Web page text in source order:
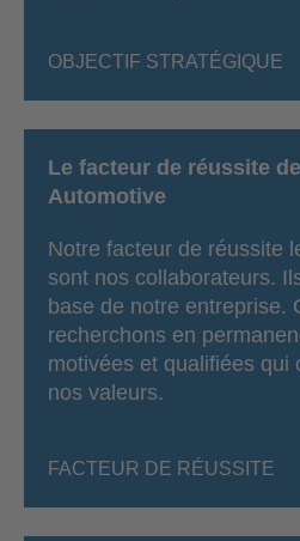
OBJECTIF STRATÉGIQUE
Le facteur de réussite
Automotive
Notre facteur de réussite
sont nos collaborateurs.
base de notre entreprise.
recherchons en
motivées et qualifiées qui
nos valeurs.
FACTEUR DE RÉUSSITE